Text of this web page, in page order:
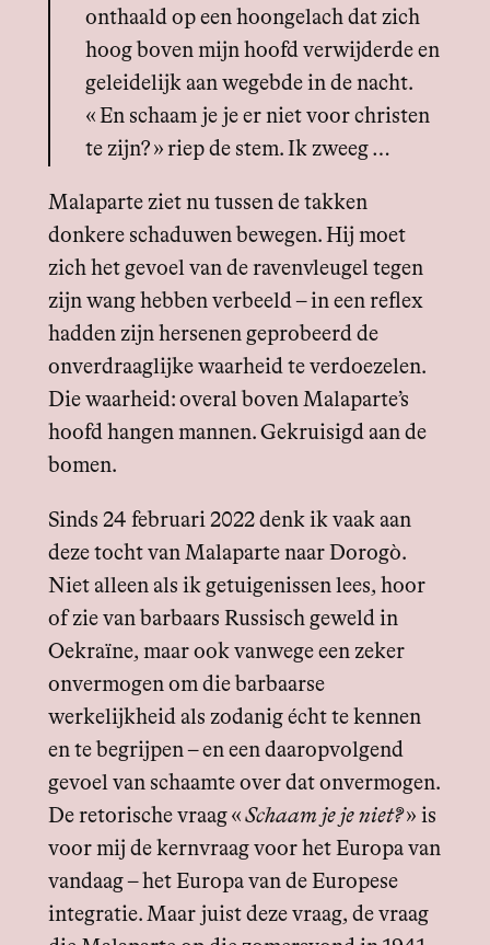
onthaald op een hoongelach dat zich
hoog boven mijn hoofd verwijderde en
geleidelijk aan wegebde in de nacht.
« En schaam je je er niet voor christen
te zijn? » riep de stem. Ik zweeg …
Malaparte ziet nu tussen de takken
donkere schaduwen bewegen. Hij moet
zich het gevoel van de ravenvleugel tegen
zijn wang hebben verbeeld – in een reflex
hadden zijn hersenen geprobeerd de
onverdraaglijke waarheid te verdoezelen.
Die waarheid: overal boven Malaparte’s
hoofd hangen mannen. Gekruisigd aan de
bomen.
Sinds 24 februari 2022 denk ik vaak aan
deze tocht van Malaparte naar Dorogò.
Niet alleen als ik getuigenissen lees, hoor
of zie van barbaars Russisch geweld in
Oekraïne, maar ook vanwege een zeker
onvermogen om die barbaarse
werkelijkheid als zodanig écht te kennen
en te begrijpen – en een daaropvolgend
gevoel van schaamte over dat onvermogen.
De retorische vraag « Schaam je je niet?» is
voor mij de kernvraag voor het Europa van
vandaag – het Europa van de Europese
integratie. Maar juist deze vraag, de vraag